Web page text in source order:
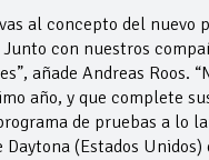
al concepto del nuevo
con nuestros
añade Andreas Roos.
año, y que complete
de pruebas a lo
(Estados Unidos)